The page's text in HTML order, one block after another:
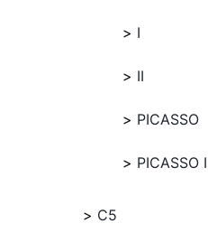
I
II
PICASSO
PICASSO
C5